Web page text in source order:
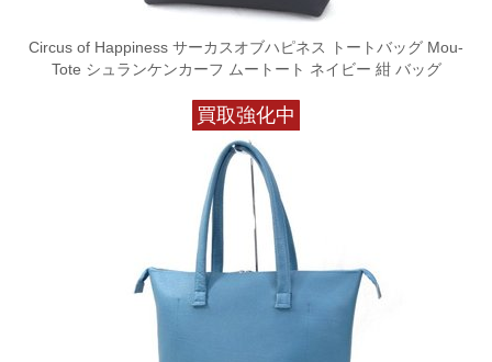
Circus of Happiness サーカスオブハピネス トートバッグ Mou-
Tote シュランケンカーフ ムートート ネイビー 紺 バッグ
買取強化中